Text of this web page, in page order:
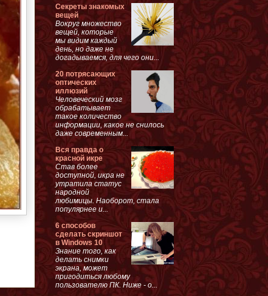
Секреты знакомых
вещей
Вокруг множество
вещей, которые
мы видим каждый
день, но даже не
догадываемся, для чего они...
20 потрясающих
оптических
иллюзий
Человеческий мозг
обрабатывает
такое количество
информации, какое не снилось
даже современным...
Вся правда о
красной икре
Став более
доступной, икра не
утратила статус
народной
любимицы. Наоборот, стала
популярнее и...
6 способов
сделать скриншот
в Windows 10
Знание того, как
делать снимки
экрана, может
пригодиться любому
пользователю ПК. Ниже - о...